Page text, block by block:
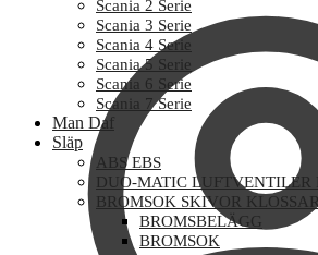
Scania 2 Serie
Scania 3 Serie
Scania 4 Serie
Scania 5 Serie
Scania 6 Serie
Scania 7 Serie
Man Daf
Släp
ABS EBS
DUO-MATIC LUFTVENTILER
BROMSOK SKIVOR
BROMSBELÄGG
BROMSOK